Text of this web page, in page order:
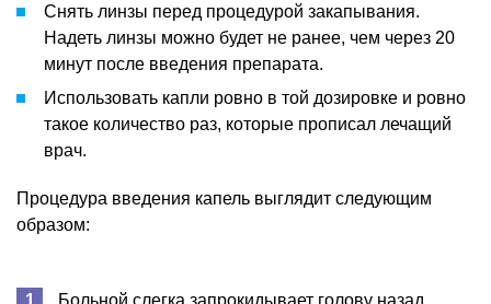
Снять линзы перед процедурой закапывания.
Надеть линзы можно будет не ранее, чем через 20
минут после введения препарата.
Использовать капли ровно в той дозировке и ровно
такое количество раз, которые прописал лечащий
врач.
Процедура введения капель выглядит следующим
образом:
Больной слегка запрокидывает голову назад.